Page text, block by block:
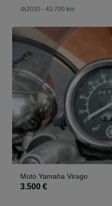
2010 - 43.700 km
Moto Yamaha Virago
3.500 €